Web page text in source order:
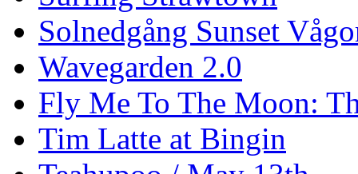
Solnedgång Sunset
Wavegarden 2.0
Fly Me To The Moon:
Tim Latte at Bingin